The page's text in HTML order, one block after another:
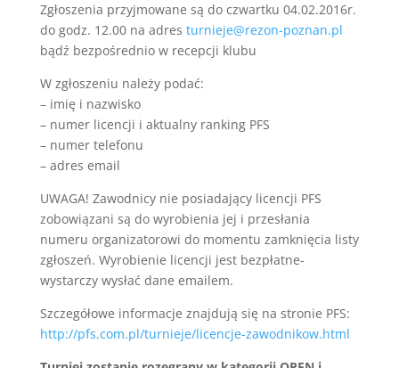
Zgłoszenia przyjmowane są do czwartku 04.02.2016r.
do godz. 12.00 na adres turnieje@rezon-poznan.pl
bądź bezpośrednio w recepcji klubu
W zgłoszeniu należy podać:
– imię i nazwisko
– numer licencji i aktualny ranking PFS
– numer telefonu
– adres email
UWAGA! Zawodnicy nie posiadający licencji PFS
zobowiązani są do wyrobienia jej i przesłania
numeru organizatorowi do momentu zamknięcia listy
zgłoszeń. Wyrobienie licencji jest bezpłatne-
wystarczy wysłać dane emailem.
Szczegółowe informacje znajdują się na stronie PFS:
http://pfs.com.pl/turnieje/licencje-zawodnikow.html